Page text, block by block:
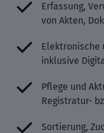
Erfassung,
von Akten,
Elektronische
inklusive
Pflege und
Registratur-
Sortierung,